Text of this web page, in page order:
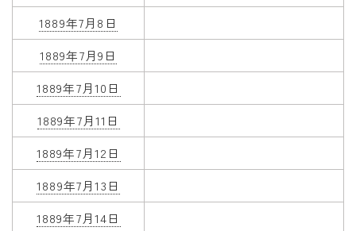
1889年7月8日
1889年7月9日
1889年7月10日
1889年7月11日
1889年7月12日
1889年7月13日
1889年7月14日